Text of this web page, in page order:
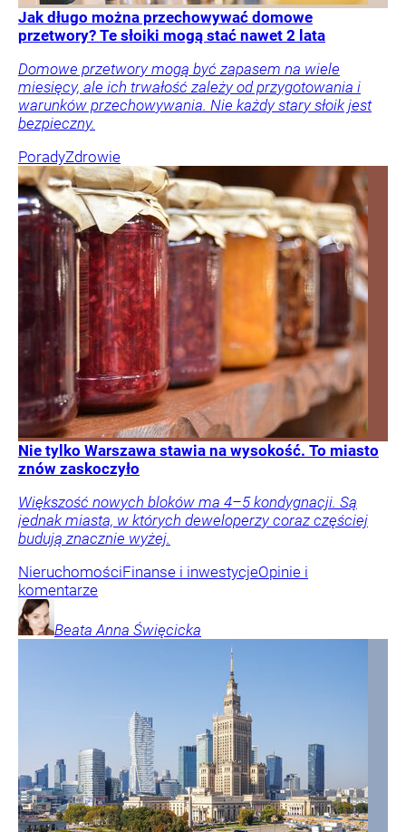
Jak długo można przechowywać domowe
przetwory? Te słoiki mogą stać nawet 2 lata
Domowe przetwory mogą być zapasem na wiele
miesięcy, ale ich trwałość zależy od przygotowania i
warunków przechowywania. Nie każdy stary słoik jest
bezpieczny.
PoradyZdrowie
Nie tylko Warszawa stawia na wysokość. To miasto
znów zaskoczyło
Większość nowych bloków ma 4–5 kondygnacji. Są
jednak miasta, w których deweloperzy coraz częściej
budują znacznie wyżej.
NieruchomościFinanse i inwestycjeOpinie i
komentarze
Beata Anna Święcicka